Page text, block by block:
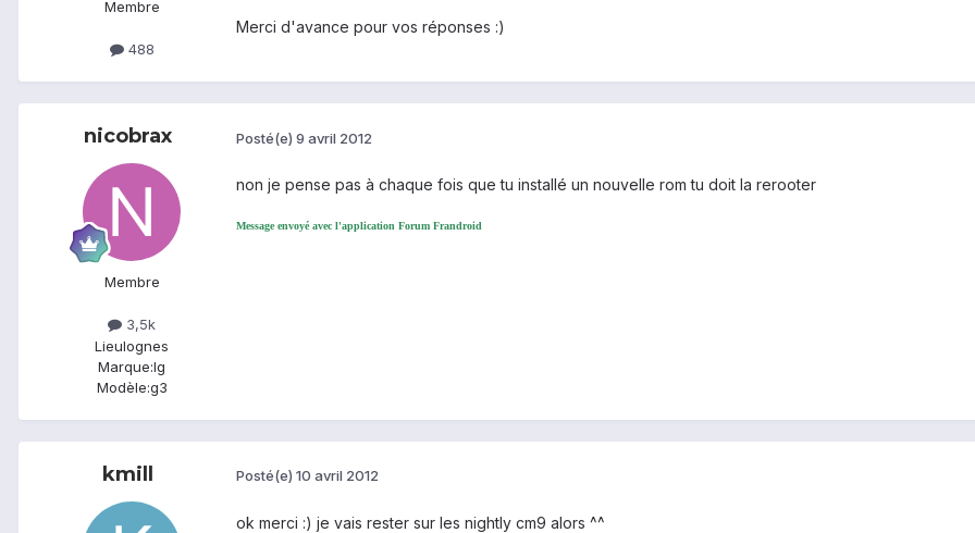
Membre
488
Merci d'avance pour vos réponses :)
nicobrax
Membre
3,5k
Lieulognes
Marque:lg
Modèle:g3
Posté(e) 9 avril 2012
non je pense pas à chaque fois que tu installé un nouvelle rom tu doit la rerooter
Message envoyé avec l'application Forum Frandroid
kmill Posté(e) 10 avril 2012
ok merci :) je vais rester sur les nightly cm9 alors ^^